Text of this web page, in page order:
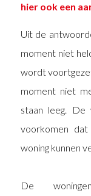
hier ook een
Uit de
moment niet
wordt
moment niet
staan leeg. De
voorkomen
woning kunnen
De